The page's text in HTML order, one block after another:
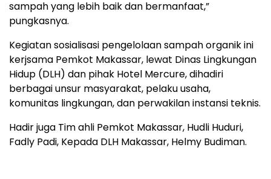
sampah yang lebih baik dan bermanfaat,”
pungkasnya.
Kegiatan sosialisasi pengelolaan sampah organik ini
kerjsama Pemkot Makassar, lewat Dinas Lingkungan
Hidup (DLH) dan pihak Hotel Mercure, dihadiri
berbagai unsur masyarakat, pelaku usaha,
komunitas lingkungan, dan perwakilan instansi teknis.
Hadir juga Tim ahli Pemkot Makassar, Hudli Huduri,
Fadly Padi, Kepada DLH Makassar, Helmy Budiman.